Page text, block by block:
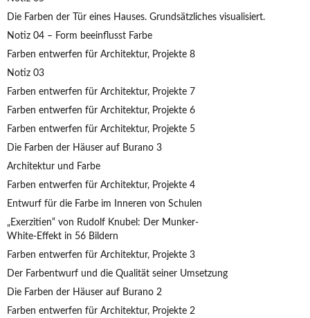
Die Farben der Tür eines Hauses. Grundsätzliches visualisiert.
Notiz 04 – Form beeinflusst Farbe
Farben entwerfen für Architektur, Projekte 8
Notiz 03
Farben entwerfen für Architektur, Projekte 7
Farben entwerfen für Architektur, Projekte 6
Farben entwerfen für Architektur, Projekte 5
Die Farben der Häuser auf Burano 3
Architektur und Farbe
Farben entwerfen für Architektur, Projekte 4
Entwurf für die Farbe im Inneren von Schulen
„Exerzitien“ von Rudolf Knubel: Der Munker-
White-Effekt in 56 Bildern
Farben entwerfen für Architektur, Projekte 3
Der Farbentwurf und die Qualität seiner Umsetzung
Die Farben der Häuser auf Burano 2
Farben entwerfen für Architektur, Projekte 2